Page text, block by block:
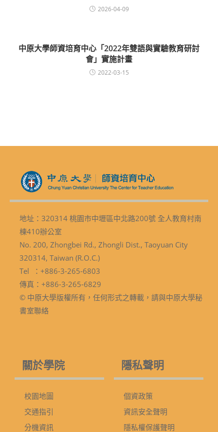
2026-04-09
中原大學師資培育中心「2022年雙語與實驗教育研討
會」實施計畫
2022-03-15
地址：320314 桃園市中壢區中北路200號 全人教育村南
棟410辦公室
No. 200, Zhongbei Rd., Zhongli Dist., Taoyuan City
320314, Taiwan (R.O.C.)
Tel ：+886-3-265-6803
傳真：+886-3-265-6829
© 中原大學版權所有，任何形式之轉載，請與中原大學秘
書室聯絡
關於學院
校園地圖
交通指引
分機資訊
隱私聲明
個資政策
資訊安全聲明
隱私權保護聲明